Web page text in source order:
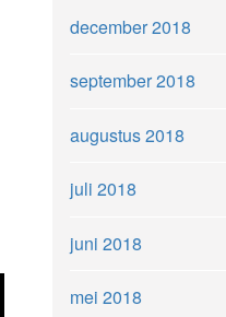
december 2018
september 2018
augustus 2018
juli 2018
juni 2018
mei 2018